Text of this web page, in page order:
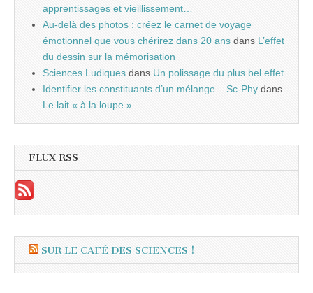
apprentissages et vieillissement…
Au-delà des photos : créez le carnet de voyage
émotionnel que vous chérirez dans 20 ans dans L’effet
du dessin sur la mémorisation
Sciences Ludiques dans Un polissage du plus bel effet
Identifier les constituants d’un mélange – Sc-Phy dans
Le lait « à la loupe »
FLUX RSS
SUR LE CAFÉ DES SCIENCES !